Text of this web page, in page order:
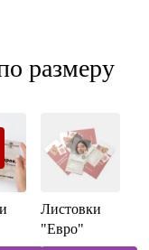
размеру
Листовки
"Евро"